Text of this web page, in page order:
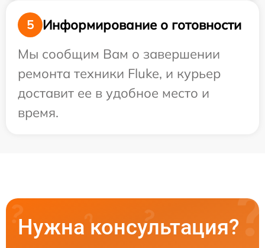
5
Информирование о готовности
Мы сообщим Вам о завершении
ремонта техники Fluke, и курьер
доставит ее в удобное место и
время.
Нужна консультация?